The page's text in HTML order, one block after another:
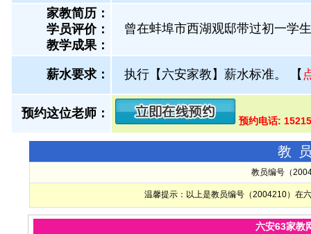
家教简历：
学员评价：
教学成果：
曾在蚌埠市西湖观邸带过初一学
薪水要求： 执行【六安家教】薪水标准。 【
预约这位老师：
预约电话:
教
教员编号（
温馨提示：以上是教员编号（2004210）在
六安63家教